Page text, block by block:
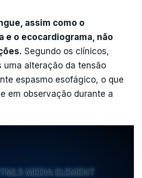
assim como o
e o ecocardiograma, não
Segundo os clínicos,
uma alteração da tensão
espasmo esofágico, o que
em observação durante a
MEDIA ELEMENT